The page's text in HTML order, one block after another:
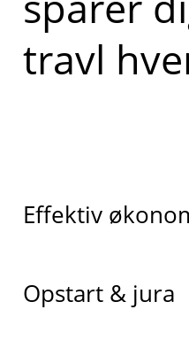
travl
Effektiv
Opstart & jura